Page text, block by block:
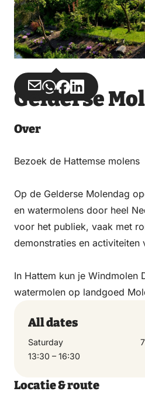
Share
via
Share
via
Share
on
Share
on
Gelderse
Over
Bezoek de Hattemse molens
Op de Gelderse Molendag
en watermolens door heel
voor het publiek, vaak met
demonstraties en activiteiten
In Hattem kun je Windmolen
watermolen op landgoed
All dates
Saturday
13:30 – 16:30
Locatie & route